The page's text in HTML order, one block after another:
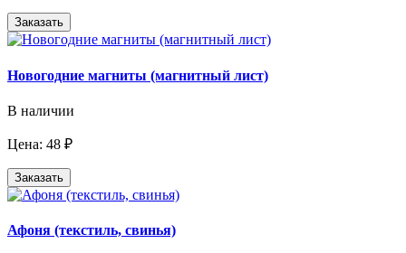
Заказать
Новогодние магниты (магнитный лист)
В наличии
Цена: 48 ₽
Заказать
Афоня (текстиль, свинья)